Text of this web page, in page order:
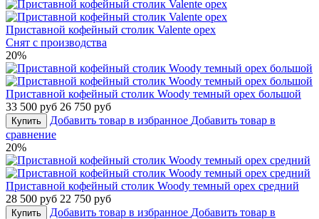
Приставной кофейный столик Valente орех
Снят с производства
20%
Приставной кофейный столик Woody темный орех большой
33 500 руб 26 750 руб
Купить Добавить товар в избранное Добавить товар в
сравнение
20%
Приставной кофейный столик Woody темный орех средний
28 500 руб 22 750 руб
Купить Добавить товар в избранное Добавить товар в